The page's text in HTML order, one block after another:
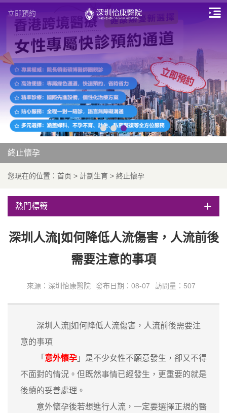
立即預約
終止懷孕
您現在的位置： 首页 > 計劃生育 > 終止懷孕
熱門標籤
深圳人流|如何降低人流傷害，人流前後
需要注意的事項
來源：深圳怡康醫院 發布日期：08-07 訪問量：507
深圳人流|如何降低人流傷害，人流前後需要注
意的事項
「 意外懷孕 」是不少女性不願意發生，卻又不得
不面對的情況。但既然事情已經發生，更重要的就是
後續的妥善處理。
意外懷孕後若想進行人流，一定要選擇正規的醫